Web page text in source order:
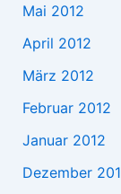
Mai 2012
April 2012
März 2012
Februar 2012
Januar 2012
Dezember